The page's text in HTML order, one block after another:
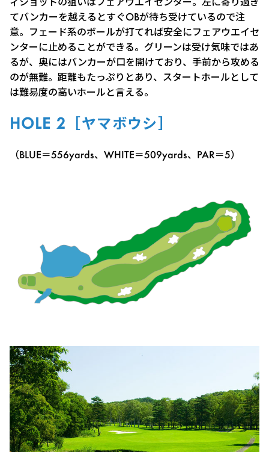
てバンカーを越えるとすぐOBが待ち受けているので注
意。フェード系のボールが打てれば安全にフェアウエイセ
ンターに止めることができる。グリーンは受け気味ではあ
るが、奥にはバンカーが口を開けており、手前から攻める
のが無難。距離もたっぷりとあり、スタートホールとして
は難易度の高いホールと言える。
HOLE 2［ヤマボウシ］
（BLUE＝556yards、WHITE＝509yards、PAR＝5）